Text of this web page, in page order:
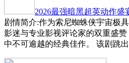
2026最强暗黑超英动作盛
剧情简介:作为索尼蜘蛛侠宇宙极
影迷与专业影视评论家的双重盛
中不可逾越的经典佳作。 该剧跳